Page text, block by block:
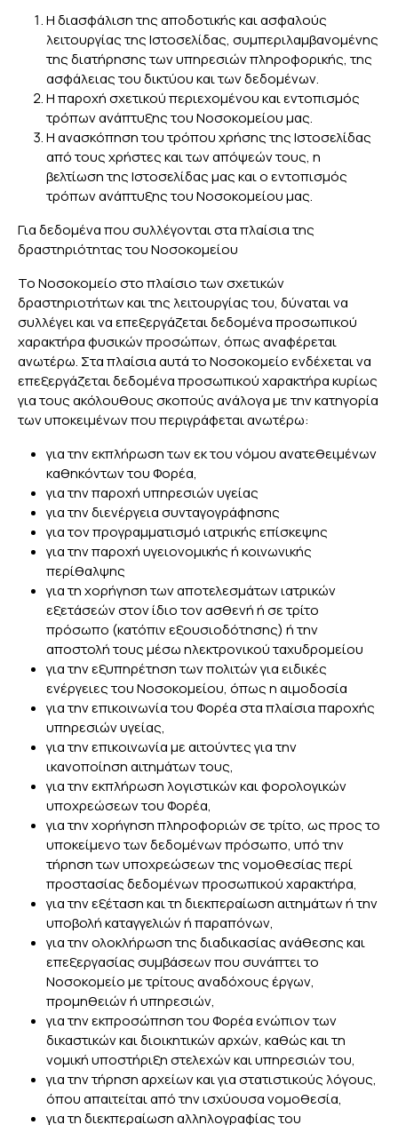
Η διασφάλιση της αποδοτικής και ασφαλούς
λειτουργίας της Ιστοσελίδας, συμπεριλαμβανομένης
της διατήρησης των υπηρεσιών πληροφορικής, της
ασφάλειας του δικτύου και των δεδομένων.
H παροχή σχετικού περιεχομένου και εντοπισμός
τρόπων ανάπτυξης του Νοσοκομείου μας.
Η ανασκόπηση του τρόπου χρήσης της Ιστοσελίδας
από τους χρήστες και των απόψεών τους, η
βελτίωση της Ιστοσελίδας μας και ο εντοπισμός
τρόπων ανάπτυξης του Νοσοκομείου μας.
Για δεδομένα που συλλέγονται στα πλαίσια της
δραστηριότητας του Νοσοκομείου
Το Νοσοκομείο στο πλαίσιο των σχετικών
δραστηριοτήτων και της λειτουργίας του, δύναται να
συλλέγει και να επεξεργάζεται δεδομένα προσωπικού
χαρακτήρα φυσικών προσώπων, όπως αναφέρεται
ανωτέρω. Στα πλαίσια αυτά το Νοσοκομείο ενδέχεται να
επεξεργάζεται δεδομένα προσωπικού χαρακτήρα κυρίως
για τους ακόλουθους σκοπούς ανάλογα με την κατηγορία
των υποκειμένων που περιγράφεται ανωτέρω:
για την εκπλήρωση των εκ του νόμου ανατεθειμένων
καθηκόντων του Φορέα,
για την παροχή υπηρεσιών υγείας
για την διενέργεια συνταγογράφησης
για τον προγραμματισμό ιατρικής επίσκεψης
για την παροχή υγειονομικής ή κοινωνικής
περίθαλψης
για τη χορήγηση των αποτελεσμάτων ιατρικών
εξετάσεών στον ίδιο τον ασθενή ή σε τρίτο
πρόσωπο (κατόπιν εξουσιοδότησης) ή την
αποστολή τους μέσω ηλεκτρονικού ταχυδρομείου
για την εξυπηρέτηση των πολιτών για ειδικές
ενέργειες του Νοσοκομείου, όπως η αιμοδοσία
για την επικοινωνία του Φορέα στα πλαίσια παροχής
υπηρεσιών υγείας,
για την επικοινωνία με αιτούντες για την
ικανοποίηση αιτημάτων τους,
για την εκπλήρωση λογιστικών και φορολογικών
υποχρεώσεων του Φορέα,
για την χορήγηση πληροφοριών σε τρίτο, ως προς το
υποκείμενο των δεδομένων πρόσωπο, υπό την
τήρηση των υποχρεώσεων της νομοθεσίας περί
προστασίας δεδομένων προσωπικού χαρακτήρα,
για την εξέταση και τη διεκπεραίωση αιτημάτων ή την
υποβολή καταγγελιών ή παραπόνων,
για την ολοκλήρωση της διαδικασίας ανάθεσης και
επεξεργασίας συμβάσεων που συνάπτει το
Νοσοκομείο με τρίτους αναδόχους έργων,
προμηθειών ή υπηρεσιών,
για την εκπροσώπηση του Φορέα ενώπιον των
δικαστικών και διοικητικών αρχών, καθώς και τη
νομική υποστήριξη στελεχών και υπηρεσιών του,
για την τήρηση αρχείων και για στατιστικούς λόγους,
όπου απαιτείται από την ισχύουσα νομοθεσία,
για τη διεκπεραίωση αλληλογραφίας του